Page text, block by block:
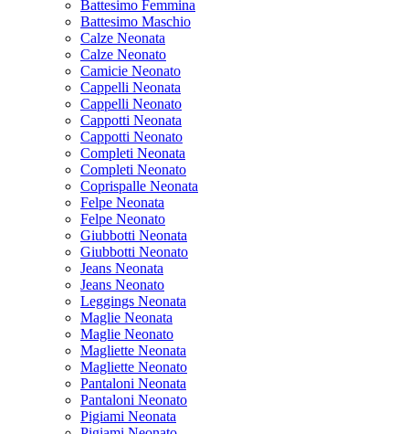
Battesimo Femmina
Battesimo Maschio
Calze Neonata
Calze Neonato
Camicie Neonato
Cappelli Neonata
Cappelli Neonato
Cappotti Neonata
Cappotti Neonato
Completi Neonata
Completi Neonato
Coprispalle Neonata
Felpe Neonata
Felpe Neonato
Giubbotti Neonata
Giubbotti Neonato
Jeans Neonata
Jeans Neonato
Leggings Neonata
Maglie Neonata
Maglie Neonato
Magliette Neonata
Magliette Neonato
Pantaloni Neonata
Pantaloni Neonato
Pigiami Neonata